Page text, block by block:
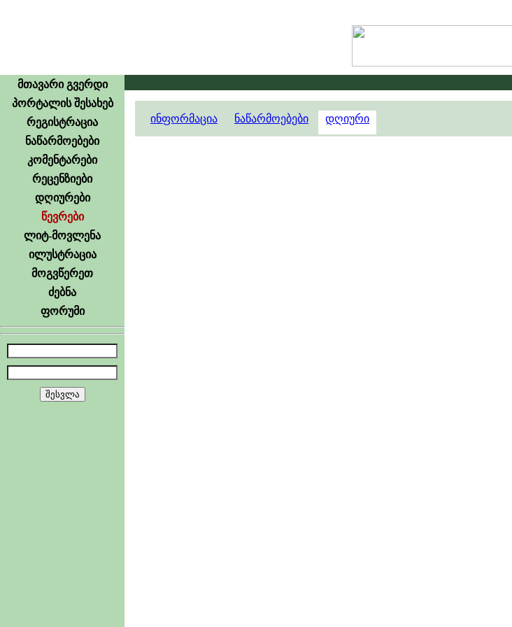
მთავარი გვერდი
პორტალის შესახებ
რეგისტრაცია
ნაწარმოებები
კომენტარები
რეცენზიები
დღიურები
წევრები
ლიტ-მოვლენა
ილუსტრაცია
მოგვწერეთ
ძებნა
ფორუმი
ინფორმაცია ნაწარმოებები დღიური